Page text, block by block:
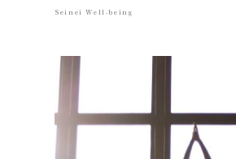
Seinei Well-being